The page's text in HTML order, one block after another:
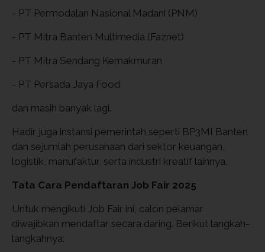
- PT Permodalan Nasional Madani (PNM)
- PT Mitra Banten Multimedia (Faznet)
- PT Mitra Sendang Kemakmuran
- PT Persada Jaya Food
dan masih banyak lagi.
Hadir juga instansi pemerintah seperti BP3MI Banten
dan sejumlah perusahaan dari sektor keuangan,
logistik, manufaktur, serta industri kreatif lainnya.
Tata Cara Pendaftaran Job Fair 2025
Untuk mengikuti Job Fair ini, calon pelamar
diwajibkan mendaftar secara daring. Berikut langkah-
langkahnya: